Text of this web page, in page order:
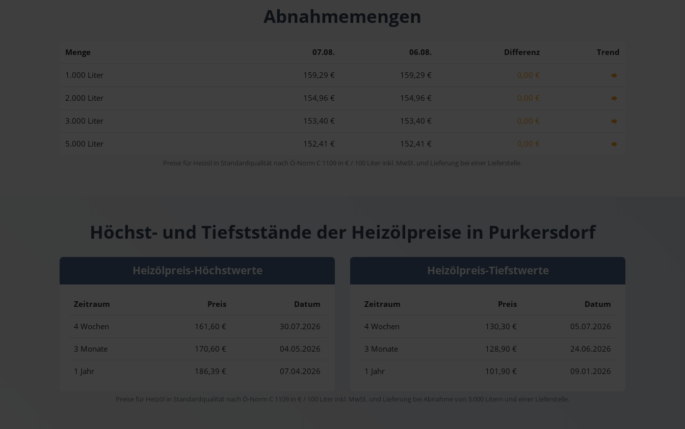
Abnahmemengen
Menge 07.08. 06.08. Differenz Trend
1.000 Liter 159,29 € 159,29 € 0,00 €
2.000 Liter 154,96 € 154,96 € 0,00 €
3.000 Liter 153,40 € 153,40 € 0,00 €
5.000 Liter 152,41 € 152,41 € 0,00 €
Preise für Heizöl in Standardqualität nach Ö-Norm C 1109 in € / 100 Liter inkl. MwSt. und Lieferung bei einer Lieferstelle.
Höchst- und Tiefststände der Heizölpreise in Purkersdorf
Heizölpreis-Höchstwerte
Zeitraum Preis Datum
4 Wochen 161,60 € 30.07.2026
3 Monate 170,60 € 04.05.2026
1 Jahr 186,39 € 07.04.2026
Heizölpreis-Tiefstwerte
Zeitraum Preis Datum
4 Wochen 130,30 € 05.07.2026
3 Monate 128,90 € 24.06.2026
1 Jahr 101,90 € 09.01.2026
Preise für Heizöl in Standardqualität nach Ö-Norm C 1109 in € / 100 Liter inkl. MwSt. und Lieferung bei Abnahme von 3.000 Litern und einer Lieferstelle.